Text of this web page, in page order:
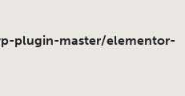
plugin-master/elementor-